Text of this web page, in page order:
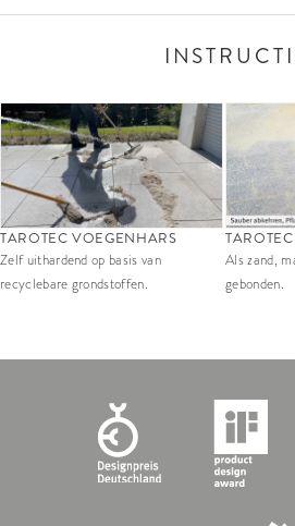
TAROTEC VOEGENHARS
Zelf uithardend op basis van
recyclebare grondstoffen.
Als zand,
gebonden.